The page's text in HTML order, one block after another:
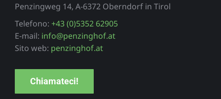
Penzingweg 14, A-6372 Oberndorf in Tirol
Telefono: +43 (0)5352 62905
E-mail: info@penzinghof.at
Sito web: penzinghof.at
Chiamateci!